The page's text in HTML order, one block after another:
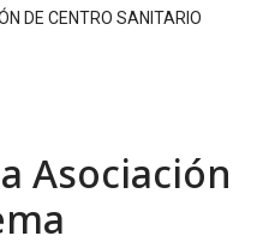
DE CENTRO SANITARIO
Asociación